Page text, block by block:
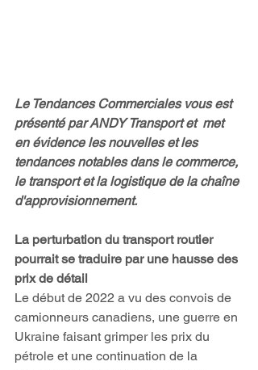
Le Tendances Commerciales vous est
présenté par ANDY Transport et  met
en évidence les nouvelles et les
tendances notables dans le commerce,
le transport et la logistique de la chaîne
d'approvisionnement.
La perturbation du transport routier
pourrait se traduire par une hausse des
prix de détail
Le début de 2022 a vu des convois de
camionneurs canadiens, une guerre en
Ukraine faisant grimper les prix du
pétrole et une continuation de la